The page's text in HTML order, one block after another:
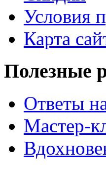
Условия
Карта
Полезные
Ответы
Мастер-